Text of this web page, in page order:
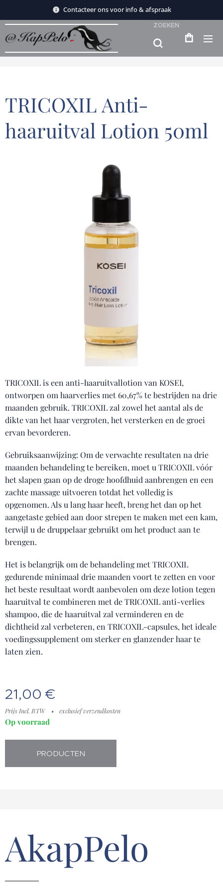
Contacteer ons voor info & afspraak
ZOEKEN
TRICOXIL Anti-
haaruitval Lotion 50ml
TRICOXIL is een anti-haaruitvallotion van KOSEI,
ontworpen om haarverlies met 60,67% te bestrijden na drie
maanden gebruik. TRICOXIL zal zowel het aantal als de
dikte van het haar vergroten, het versterken en de groei
ervan bevorderen.
Gebruiksaanwijzing: Om de verwachte resultaten na drie
maanden behandeling te bereiken, moet u TRICOXIL vóór
het slapen gaan op de droge hoofdhuid aanbrengen en een
zachte massage uitvoeren totdat het volledig is
opgenomen. Als u lang haar heeft, breng het dan op het
aangetaste gebied aan door strepen te maken met een kam,
terwijl u de druppelaar gebruikt om het product aan te
brengen.
Het is belangrijk om de behandeling met TRICOXIL
gedurende minimaal drie maanden voort te zetten en voor
het beste resultaat wordt aanbevolen om deze lotion tegen
haaruitval te combineren met de TRICOXIL anti-verlies
shampoo, die de haaruitval zal verminderen en de
dichtheid zal verbeteren, en TRICOXIL-capsules, het ideale
voedingssupplement om sterker en glanzender haar te
laten zien.
21,00 €
Prijs Incl. BTW exclusief verzendkosten
Op voorraad
PRODUCTEN
AkapPelo